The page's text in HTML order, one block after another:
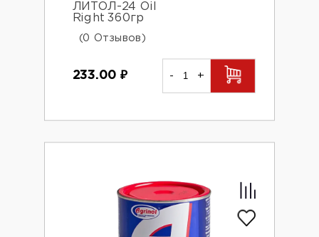
ЛИТОЛ-24 Oil
Right 360гр
(0 Отзывов)
233.00 ₽ - +